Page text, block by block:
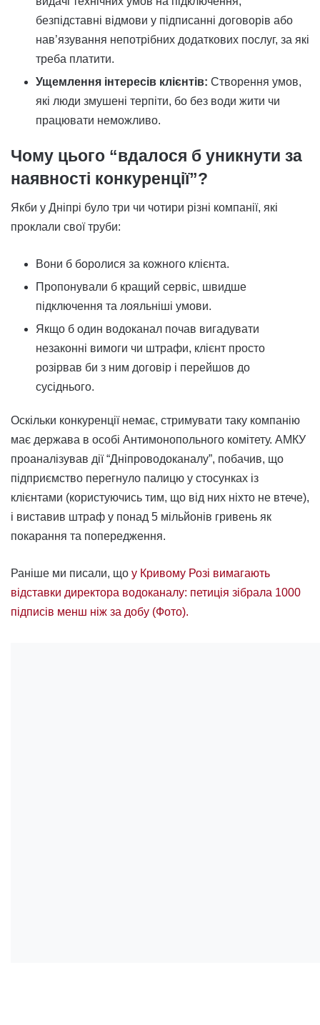
безпідставні відмови у підписанні договорів або
нав’язування непотрібних додаткових послуг, за які
треба платити.
Ущемлення інтересів клієнтів: Створення умов,
які люди змушені терпіти, бо без води жити чи
працювати неможливо.
Чому цього “вдалося б уникнути за
наявності конкуренції”?
Якби у Дніпрі було три чи чотири різні компанії, які
проклали свої труби:
Вони б боролися за кожного клієнта.
Пропонували б кращий сервіс, швидше
підключення та лояльніші умови.
Якщо б один водоканал почав вигадувати
незаконні вимоги чи штрафи, клієнт просто
розірвав би з ним договір і перейшов до
сусіднього.
Оскільки конкуренції немає, стримувати таку компанію
має держава в особі Антимонопольного комітету. АМКУ
проаналізував дії “Дніпроводоканалу”, побачив, що
підприємство перегнуло палицю у стосунках із
клієнтами (користуючись тим, що від них ніхто не втече),
і виставив штраф у понад 5 мільйонів гривень як
покарання та попередження.
Раніше ми писали, що у Кривому Розі вимагають
відставки директора водоканалу: петиція зібрала 1000
підписів менш ніж за добу (Фото).